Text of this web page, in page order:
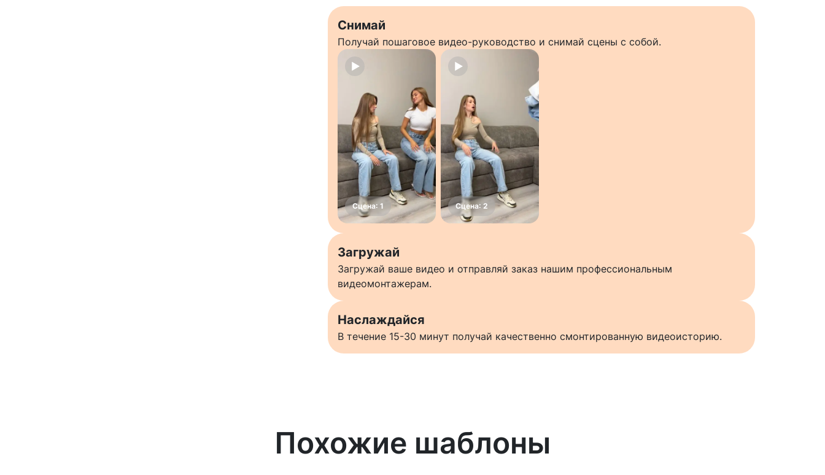
Снимай
Получай пошаговое видео-руководство и снимай сцены с собой.
Загружай
Загружай ваше видео и отправляй заказ нашим профессиональным
видеомонтажерам.
Наслаждайся
В течение 15-30 минут получай качественно смонтированную видеоисторию.
Похожие шаблоны